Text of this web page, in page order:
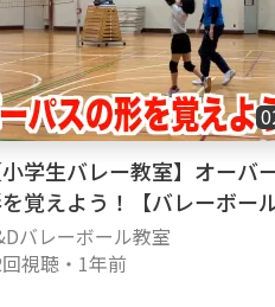
学生バレー教室】オーバ
覚えよう！【バレーボール
バレーボール教室
視聴 ・ 1年前